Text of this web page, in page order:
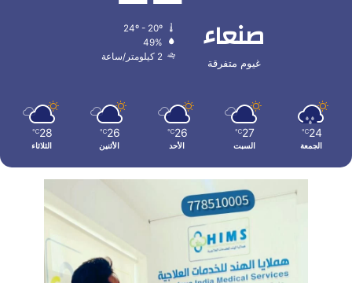
صنعاء
غيوم متفرقة
49%
2 كيلومتر/ساعة
24
℃
الجمعة
27
℃
السبت
26
℃
الأحد
26
℃
الأثنين
28
℃
الثلاثاء